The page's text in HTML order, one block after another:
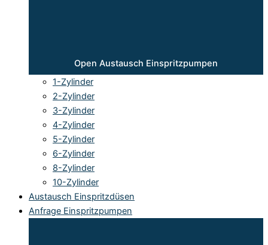
Open Austausch Einspritzpumpen
1-Zylinder
2-Zylinder
3-Zylinder
4-Zylinder
5-Zylinder
6-Zylinder
8-Zylinder
10-Zylinder
Austausch Einspritzdüsen
Anfrage Einspritzpumpen